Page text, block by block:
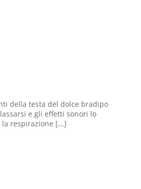
della testa del dolce bradipo
e gli effetti sonori lo
respirazione [...]